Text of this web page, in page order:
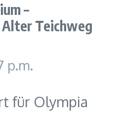
–
Teichweg
p.m.
für Olympia